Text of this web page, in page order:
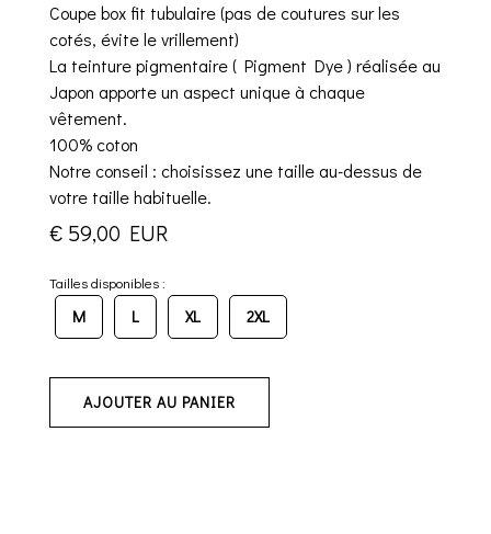
Coupe box fit tubulaire (pas de coutures sur les
cotés, évite le vrillement)
La teinture pigmentaire ( Pigment Dye ) réalisée au
Japon apporte un aspect unique à chaque
vêtement.
100% coton
Notre conseil : choisissez une taille au-dessus de
votre taille habituelle.
€ 59,00 EUR
Tailles disponibles :
M L XL 2XL
AJOUTER AU PANIER